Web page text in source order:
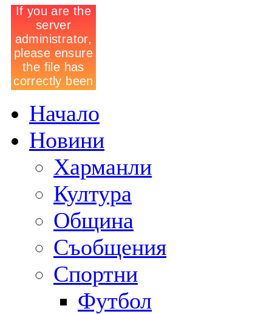
Начало
Новини
Харманли
Култура
Община
Съобщения
Спортни
Футбол